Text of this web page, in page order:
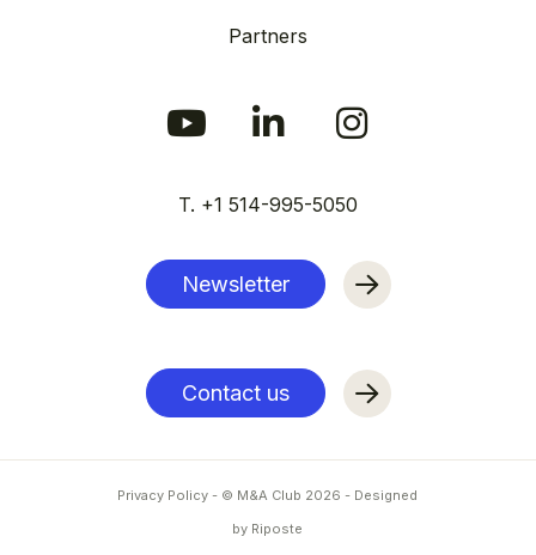
Partners
T. +1 514-995-5050
Newsletter
Contact us
Privacy Policy - © M&A Club 2026 - Designed
by Riposte